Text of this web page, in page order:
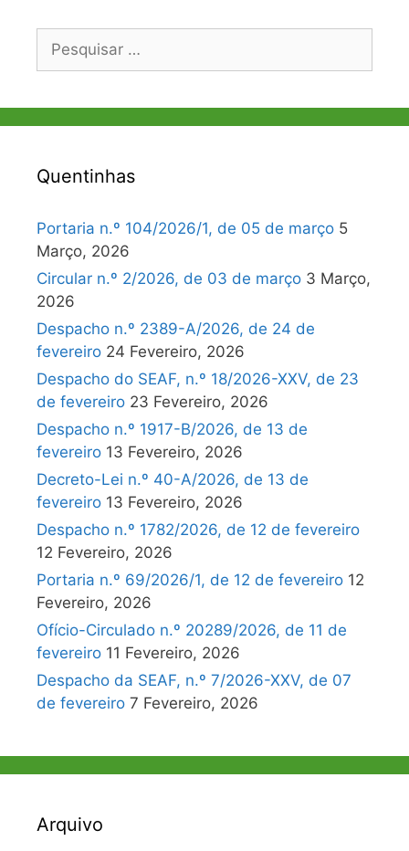
Pesquisar
Quentinhas
Portaria n.º 104/2026/1, de 05 de março 5
Março, 2026
Circular n.º 2/2026, de 03 de março 3 Março,
2026
Despacho n.º 2389-A/2026, de 24 de
fevereiro 24 Fevereiro, 2026
Despacho do SEAF, n.º 18/2026-XXV, de 23
de fevereiro 23 Fevereiro, 2026
Despacho n.º 1917-B/2026, de 13 de
fevereiro 13 Fevereiro, 2026
Decreto-Lei n.º 40-A/2026, de 13 de
fevereiro 13 Fevereiro, 2026
Despacho n.º 1782/2026, de 12 de fevereiro
12 Fevereiro, 2026
Portaria n.º 69/2026/1, de 12 de fevereiro 12
Fevereiro, 2026
Ofício-Circulado n.º 20289/2026, de 11 de
fevereiro 11 Fevereiro, 2026
Despacho da SEAF, n.º 7/2026-XXV, de 07
de fevereiro 7 Fevereiro, 2026
Arquivo